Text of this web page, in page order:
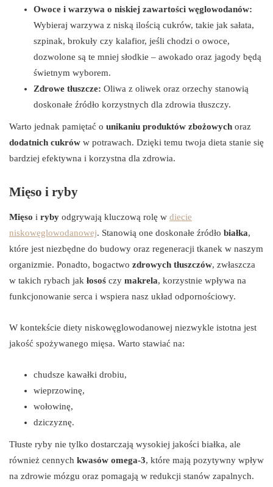
Owoce i warzywa o niskiej zawartości węglowodanów:
Wybieraj warzywa z niską ilością cukrów, takie jak sałata,
szpinak, brokuły czy kalafior, jeśli chodzi o owoce,
dozwolone są te mniej słodkie – awokado oraz jagody będą
świetnym wyborem.
Zdrowe tłuszcze: Oliwa z oliwek oraz orzechy stanowią
doskonałe źródło korzystnych dla zdrowia tłuszczy.
Warto jednak pamiętać o unikaniu produktów zbożowych oraz
dodatnich cukrów w potrawach. Dzięki temu twoja dieta stanie się
bardziej efektywna i korzystna dla zdrowia.
Mięso i ryby
Mięso i ryby odgrywają kluczową rolę w diecie
niskowęglowodanowej. Stanowią one doskonałe źródło białka,
które jest niezbędne do budowy oraz regeneracji tkanek w naszym
organizmie. Ponadto, bogactwo zdrowych tłuszczów, zwłaszcza
w takich rybach jak łosoś czy makrela, korzystnie wpływa na
funkcjonowanie serca i wspiera nasz układ odpornościowy.
W kontekście diety niskowęglowodanowej niezwykle istotna jest
jakość spożywanego mięsa. Warto stawiać na:
chudsze kawałki drobiu,
wieprzowinę,
wołowinę,
dziczyznę.
Tłuste ryby nie tylko dostarczają wysokiej jakości białka, ale
również cennych kwasów omega-3, które mają pozytywny wpływ
na zdrowie mózgu oraz pomagają w redukcji stanów zapalnych.